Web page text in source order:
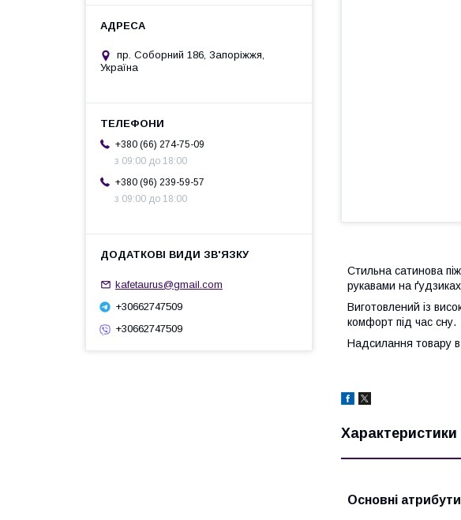
Стильна сатинова
рукавами на
Виготовлений із
комфорт під час сну.
Надсилання товару
Характеристики
Основні атрибути
пр. Соборний 186, Запоріжжя,
Україна
+380 (66) 274-75-09
з 09:00 до 18:00
+380 (96) 239-59-57
з 09:00 до 18:00
kafetaurus@gmail.com
+30662747509
+30662747509